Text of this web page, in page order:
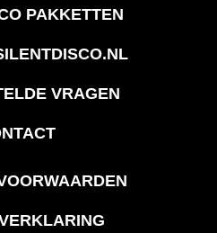
PAKKETTEN
VRAGEN